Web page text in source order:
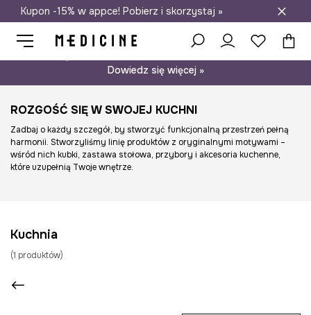
Darmowa dostawa do salonów
Kupon -15% w appce! Pobierz i skorzystaj »
Dowiedz się więcej »
ROZGOŚĆ SIĘ W SWOJEJ KUCHNI
Zadbaj o każdy szczegół, by stworzyć funkcjonalną przestrzeń pełną
harmonii. Stworzyliśmy linię produktów z oryginalnymi motywami –
wśród nich kubki, zastawa stołowa, przybory i akcesoria kuchenne,
które uzupełnią Twoje wnętrze.
Kuchnia
(1 produktów)